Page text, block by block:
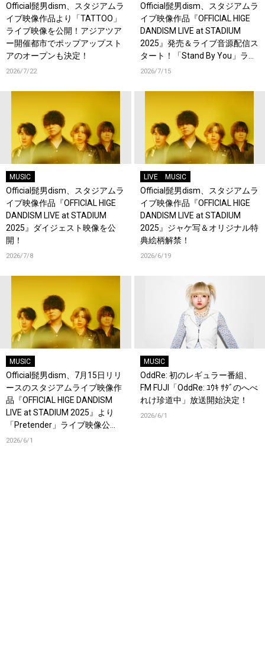
Official髭男dism、スタジアムラ
イブ映像作品より「TATTOO」
ライブ映像を公開！アジアツア
ー開催都市でポップアップスト
アのオープンも決定！
2026/7/22
Official髭男dism、スタジアムラ
イブ映像作品『OFFICIAL HIGE
DANDISM LIVE at STADIUM
2025』発売＆ライブ音源配信ス
タート！「Stand By You」ライ
ブ映像を公開！
2026/7/15
MUSIC
Official髭男dism、スタジアムラ
イブ映像作品『OFFICIAL HIGE
DANDISM LIVE at STADIUM
2025』ダイジェスト映像を公
開！
2026/7/8
LIVE MUSIC
Official髭男dism、スタジアムラ
イブ映像作品『OFFICIAL HIGE
DANDISM LIVE at STADIUM
2025』ジャケ写＆オリジナル特
典絵柄解禁！
2026/6/19
MUSIC
Official髭男dism、7月15日リリ
ースのスタジアムライブ映像作
品『OFFICIAL HIGE DANDISM
LIVE at STADIUM 2025』より
「Pretender」ライブ映像公
開！
2026/6/1
MUSIC
OddRe: 初のレギュラー番組、
FM FUJI「OddRe: ﾕｳｷ ｻﾀﾞのへべ
れけ珍道中」放送開始決定！
2026/6/1